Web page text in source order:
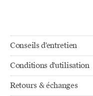
Conseils d'entretien
Conditions d'utilisation
Retours & échanges